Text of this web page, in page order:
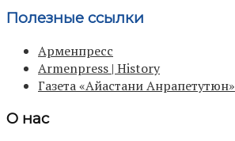
Полезные ссылки
Арменпресс
Armenpress | History
Газета «Айастани Анрапетутюн»
О нас